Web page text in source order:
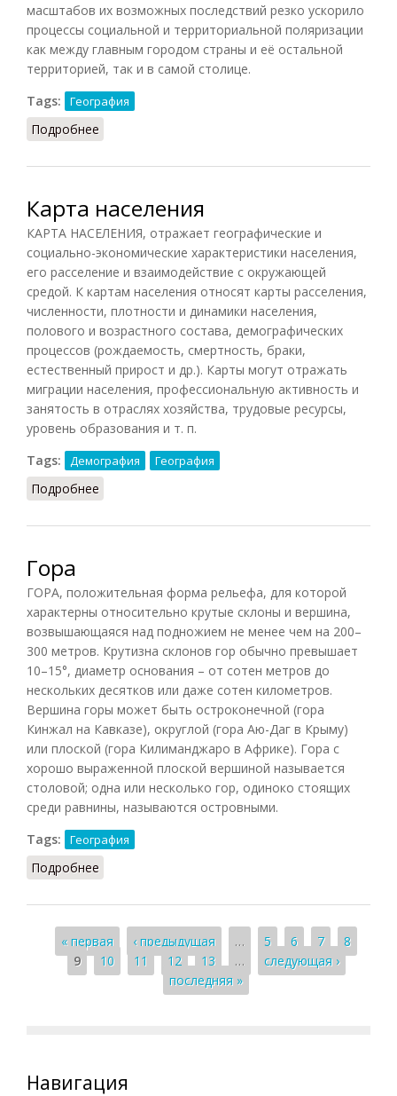
масштабов их возможных последствий резко ускорило
процессы социальной и территориальной поляризации
как между главным городом страны и её остальной
территорией, так и в самой столице.
Tags:
География
Подробнее
Карта населения
КАРТА НАСЕЛЕНИЯ, отражает географические и
социально-экономические характеристики населения,
его расселение и взаимодействие с окружающей
средой. К картам населения относят карты расселения,
численности, плотности и динамики населения,
полового и возрастного состава, демографических
процессов (рождаемость, смертность, браки,
естественный прирост и др.). Карты могут отражать
миграции населения, профессиональную активность и
занятость в отраслях хозяйства, трудовые ресурсы,
уровень образования и т. п.
Tags:
Демография География
Подробнее
Гора
ГОРА, положительная форма рельефа, для которой
характерны относительно крутые склоны и вершина,
возвышающаяся над подножием не менее чем на 200–
300 метров. Крутизна склонов гор обычно превышает
10–15°, диаметр основания – от сотен метров до
нескольких десятков или даже сотен километров.
Вершина горы может быть остроконечной (гора
Кинжал на Кавказе), округлой (гора Аю-Даг в Крыму)
или плоской (гора Килиманджаро в Африке). Гора с
хорошо выраженной плоской вершиной называется
столовой; одна или несколько гор, одиноко стоящих
среди равнины, называются островными.
Tags:
География
Подробнее
Страницы
« первая ‹ предыдущая … 5 6 7
8
9
10 11 12 13 …
следующая ›
последняя »
Навигация